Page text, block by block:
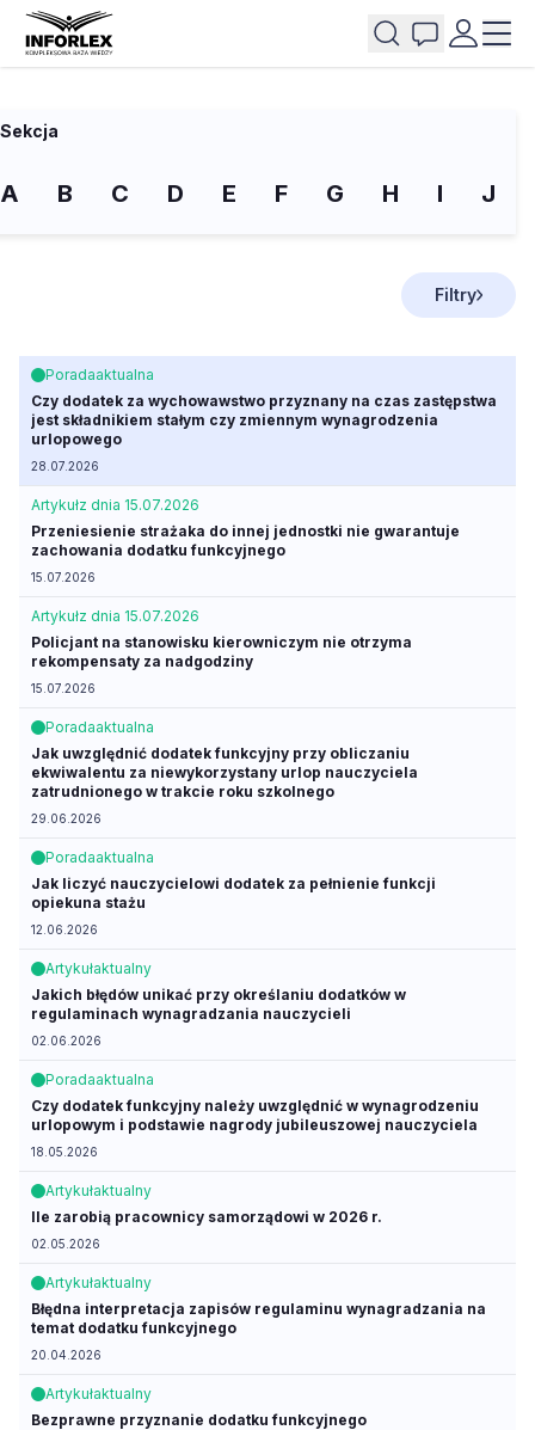
Sekcja
A B C D E F G H I J
Filtry
Poradaaktualna
Czy dodatek za wychowawstwo przyznany na czas zastępstwa
jest składnikiem stałym czy zmiennym wynagrodzenia
urlopowego
28.07.2026
Artykułz dnia 15.07.2026
Przeniesienie strażaka do innej jednostki nie gwarantuje
zachowania dodatku funkcyjnego
15.07.2026
Artykułz dnia 15.07.2026
Policjant na stanowisku kierowniczym nie otrzyma
rekompensaty za nadgodziny
15.07.2026
Poradaaktualna
Jak uwzględnić dodatek funkcyjny przy obliczaniu
ekwiwalentu za niewykorzystany urlop nauczyciela
zatrudnionego w trakcie roku szkolnego
29.06.2026
Poradaaktualna
Jak liczyć nauczycielowi dodatek za pełnienie funkcji
opiekuna stażu
12.06.2026
Artykułaktualny
Jakich błędów unikać przy określaniu dodatków w
regulaminach wynagradzania nauczycieli
02.06.2026
Poradaaktualna
Czy dodatek funkcyjny należy uwzględnić w wynagrodzeniu
urlopowym i podstawie nagrody jubileuszowej nauczyciela
18.05.2026
Artykułaktualny
Ile zarobią pracownicy samorządowi w 2026 r.
02.05.2026
Artykułaktualny
Błędna interpretacja zapisów regulaminu wynagradzania na
temat dodatku funkcyjnego
20.04.2026
Artykułaktualny
Bezprawne przyznanie dodatku funkcyjnego